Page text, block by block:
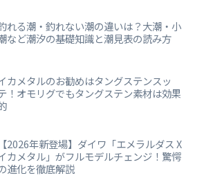
れる潮・釣れない潮の違いは？大潮・小
など潮汐の基礎知識と潮見表の読み方
カメタルのお勧めはタングステンスッ
！オモリグでもタングステン素材は効果
【2026年新登場】ダイワ「エメラルダス X
カメタル」がフルモデルチェンジ！驚愕
進化を徹底解説